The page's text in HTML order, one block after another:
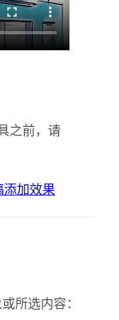
之前，请
添加效果
所选内容：